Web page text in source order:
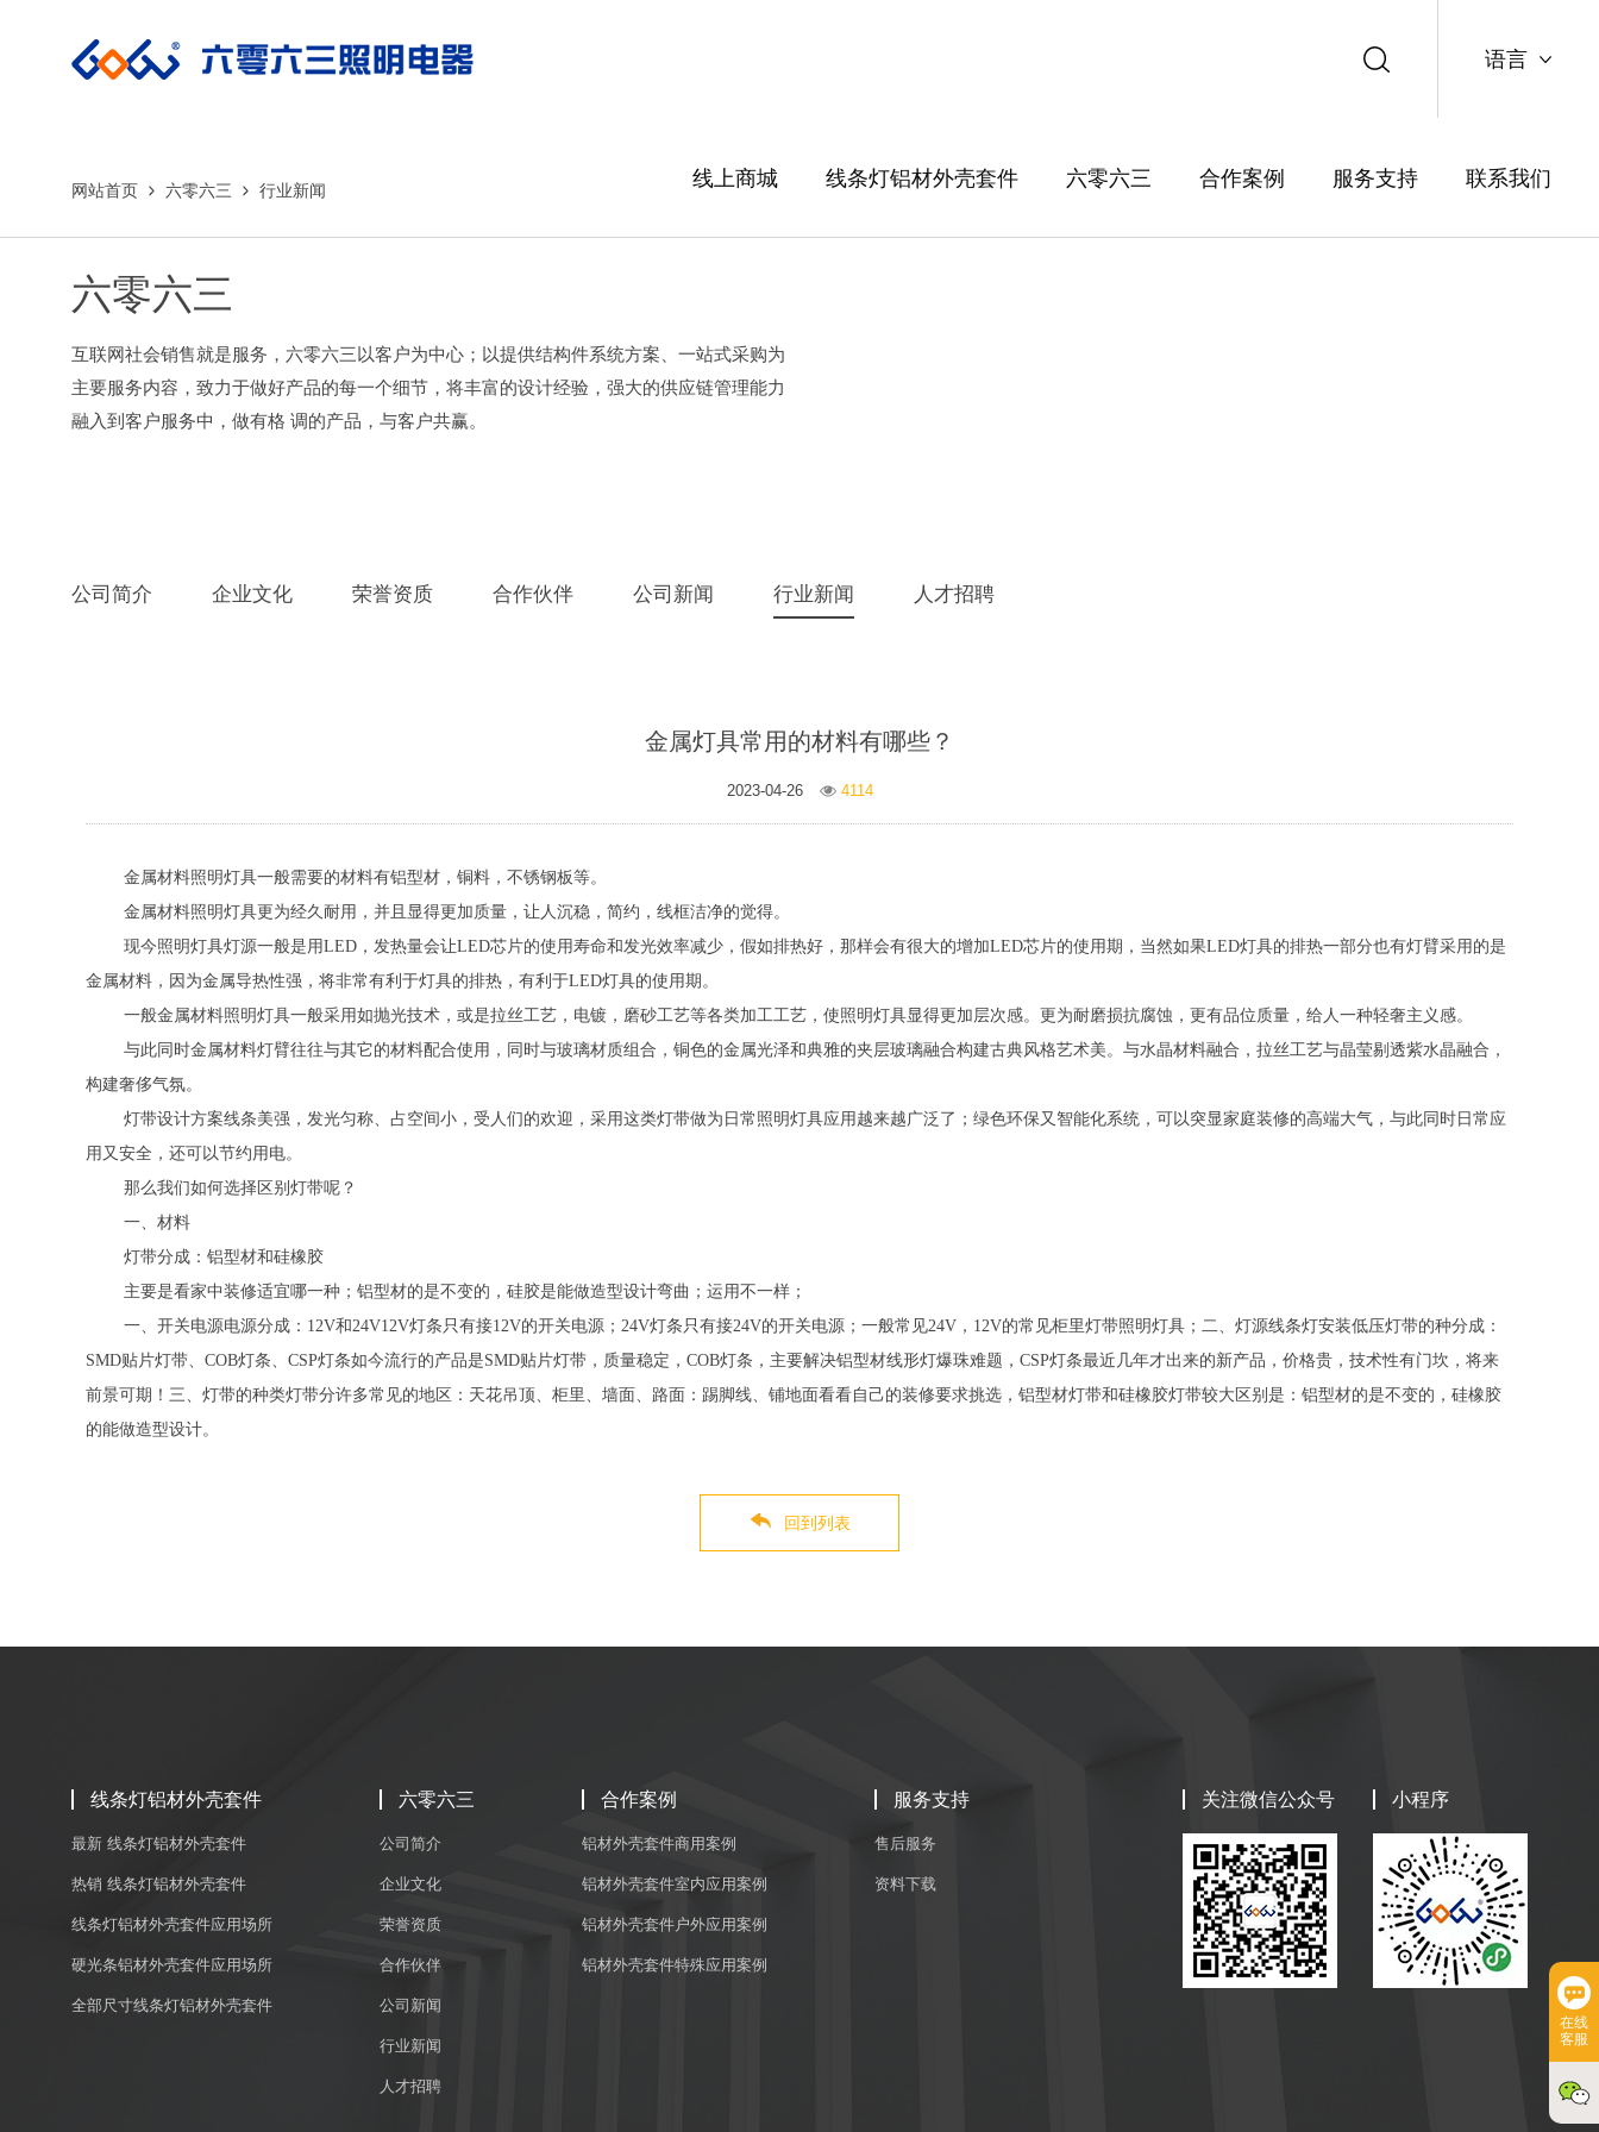
语言
English
线上商城 线条灯铝材外壳套件 六零六三 合作案例 服务支持 联系我们
网站首页 六零六三 行业新闻
六零六三
互联网社会销售就是服务，六零六三以客户为中心；以提供结构件系统方案、一站式采购为
主要服务内容，致力于做好产品的每一个细节，将丰富的设计经验，强大的供应链管理能力
融入到客户服务中，做有格 调的产品，与客户共赢。
公司简介 企业文化 荣誉资质 合作伙伴 公司新闻 行业新闻 人才招聘
金属灯具常用的材料有哪些？
2023-04-26 4114
金属材料照明灯具一般需要的材料有铝型材，铜料，不锈钢板等。
金属材料照明灯具更为经久耐用，并且显得更加质量，让人沉稳，简约，线框洁净的觉得。
现今照明灯具灯源一般是用LED，发热量会让LED芯片的使用寿命和发光效率减少，假如排热好，那样会有很大的增加LED芯片的使用期，当然如果LED灯具的排热一部分也有灯臂采用的是
金属材料，因为金属导热性强，将非常有利于灯具的排热，有利于LED灯具的使用期。
一般金属材料照明灯具一般采用如抛光技术，或是拉丝工艺，电镀，磨砂工艺等各类加工工艺，使照明灯具显得更加层次感。更为耐磨损抗腐蚀，更有品位质量，给人一种轻奢主义感。
与此同时金属材料灯臂往往与其它的材料配合使用，同时与玻璃材质组合，铜色的金属光泽和典雅的夹层玻璃融合构建古典风格艺术美。与水晶材料融合，拉丝工艺与晶莹剔透紫水晶融合，
构建奢侈气氛。
灯带设计方案线条美强，发光匀称、占空间小，受人们的欢迎，采用这类灯带做为日常照明灯具应用越来越广泛了；绿色环保又智能化系统，可以突显家庭装修的高端大气，与此同时日常应
用又安全，还可以节约用电。
那么我们如何选择区别灯带呢？
一、材料
灯带分成：铝型材和硅橡胶
主要是看家中装修适宜哪一种；铝型材的是不变的，硅胶是能做造型设计弯曲；运用不一样；
一、开关电源电源分成：12V和24V12V灯条只有接12V的开关电源；24V灯条只有接24V的开关电源；一般常见24V，12V的常见柜里灯带照明灯具；二、灯源线条灯安装低压灯带的种分成：
SMD贴片灯带、COB灯条、CSP灯条如今流行的产品是SMD贴片灯带，质量稳定，COB灯条，主要解决铝型材线形灯爆珠难题，CSP灯条最近几年才出来的新产品，价格贵，技术性有门坎，将来
前景可期！三、灯带的种类灯带分许多常见的地区：天花吊顶、柜里、墙面、路面：踢脚线、铺地面看看自己的装修要求挑选，铝型材灯带和硅橡胶灯带较大区别是：铝型材的是不变的，硅橡胶
的能做造型设计。
回到列表
线条灯铝材外壳套件
最新 线条灯铝材外壳套件
热销 线条灯铝材外壳套件
线条灯铝材外壳套件应用场所
硬光条铝材外壳套件应用场所
全部尺寸线条灯铝材外壳套件
六零六三
公司简介
企业文化
荣誉资质
合作伙伴
公司新闻
行业新闻
人才招聘
合作案例
铝材外壳套件商用案例
铝材外壳套件室内应用案例
铝材外壳套件户外应用案例
铝材外壳套件特殊应用案例
服务支持
售后服务
资料下载
小程序
关注微信公众号
在线
客服